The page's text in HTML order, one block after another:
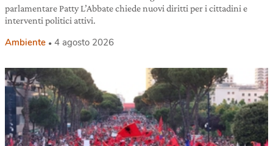
parlamentare Patty L’Abbate chiede nuovi diritti per i cittadini e
interventi politici attivi.
Ambiente 4 agosto 2026